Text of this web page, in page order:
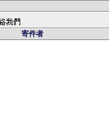
寄件者